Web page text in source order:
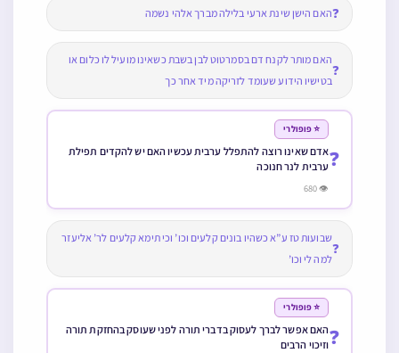
❓האם הישן שינת ארעי בלילה מברך אלהי נשמה
❓
האם מותר לקנח דם בסמרטוט לבן בשבת כשאינו מועיל לו כלום או
בטישיו הידוע שעומד לזריקה מיד אחר כך
❓
⭐ פופולרי
אדם שאינו רוצה להתפלל ערבית עכשיו האם יש להקדים תפילת
ערבית לנר חנוכה
👁 680
❓
שבועות טז ע”א כשהיו בונים קלעים וכו’ וכי תימא קלעים לר’ אליעזר
למה לי וכו’
❓
⭐ פופולרי
האם אפשר לברך לעסוק בדברי תורה לפני שעוסק בהחזקת תורה
וזיכוי הרבים